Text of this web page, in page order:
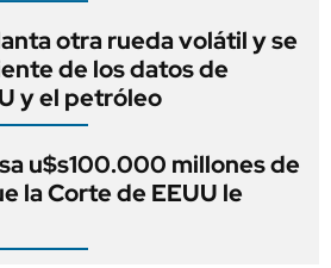
otra rueda volátil y se
de los datos de
y el petróleo
u$s100.000 millones de
la Corte de EEUU le